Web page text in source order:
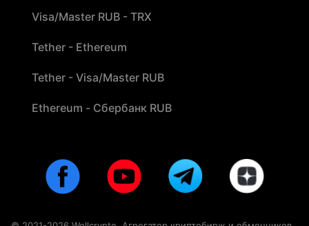
Visa/Master RUB - TRX
Tether - Ethereum
Tether - Visa/Master RUB
Ethereum - Сбербанк RUB